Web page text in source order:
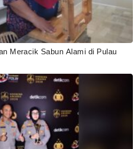
Meracik Sabun Alami di Pulau